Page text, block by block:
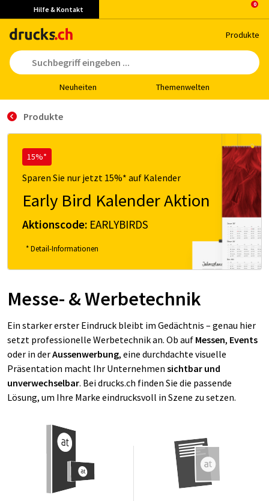
Hilfe & Kontakt
Pro­duk­te
Neu­hei­ten The­men­wel­ten
Produkte
15%*
Sparen Sie nur jetzt 15%* auf Kalender
Early Bird Kalender Aktion
Aktionscode: EARLYBIRDS
* Detail-Informationen
Messe- & Werbetechnik
Ein starker erster Eindruck bleibt im Gedächtnis – genau hier
setzt professionelle Werbetechnik an. Ob auf Messen, Events
oder in derAussenwerbung, eine durchdachte visuelle
Präsentation macht Ihr Unternehmen sichtbar und
unverwechselbar. Bei drucks.ch finden Sie die passende
Lösung, um Ihre Marke eindrucksvoll in Szene zu setzen.